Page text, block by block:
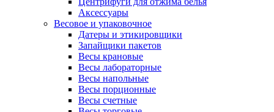
Аксессуары
Весовое и упаковочное
Датеры и этикировщики
Запайщики пакетов
Весы крановые
Весы лабораторные
Весы напольные
Весы порционные
Весы счетные